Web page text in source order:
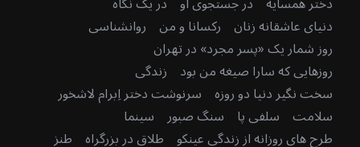
دنیای عاشقانه زنان رکسانا و من روانشناسی
روز شمار یک «پسر مجرد» در تهران
روزهایی که سارا صیغه من بود زندگی
سخت نگیر دنیا دو روزه سرنوشت دختر اِبرام لاشخور
سلامت سلفی پا سنگ صبور سینما
طرح های روزانه از زندگی عینکو طلاق در بزرگراه طنز